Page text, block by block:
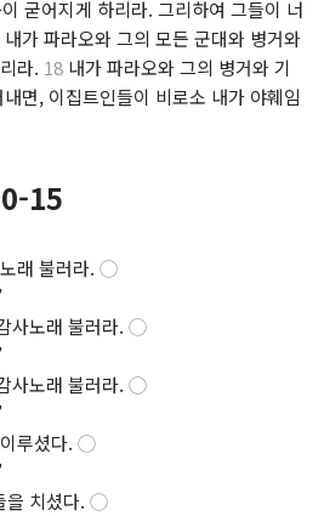
굳어지게 하리라. 그리하여 그들이 너
가 파라오와 그의 모든 군대와 병거와
라. 18 내가 파라오와 그의 병거와 기
면, 이집트인들이 비로소 내가 야훼임
15
래 불러라. ◯
사노래 불러라. ◯
사노래 불러라. ◯
루셨다. ◯
을 치셨다. ◯